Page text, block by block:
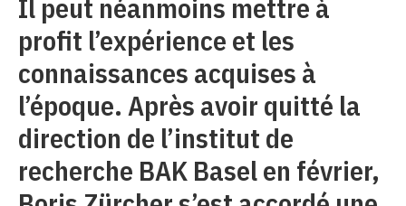
Il peut néanmoins mettre à
profit l’expérience et les
connaissances acquises à
l’époque. Après avoir quitté la
direction de l’institut de
recherche BAK Basel en février,